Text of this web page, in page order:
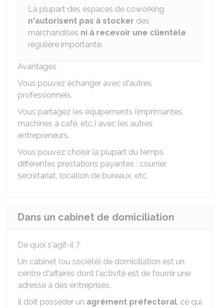
La plupart des espaces de coworking
n'autorisent pas à stocker des
marchandises ni à recevoir une clientèle
régulière importante.
Avantages
Vous pouvez échanger avec d'autres
professionnels.
Vous partagez les équipements (imprimantes,
machines à café, etc.) avec les autres
entrepreneurs.
Vous pouvez choisir la plupart du temps
différentes prestations payantes : courrier,
secrétariat, location de bureaux, etc.
Dans un cabinet de domiciliation
De quoi s'agit-il ?
Un cabinet (ou société) de domiciliation est un
centre d'affaires dont l'activité est de fournir une
adresse à des entreprises.
Il doit posséder un agrément préfectoral, ce qui